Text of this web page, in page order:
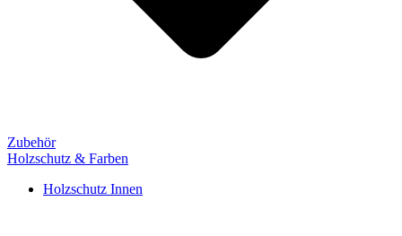
Zubehör
Holzschutz & Farben
Holzschutz Innen